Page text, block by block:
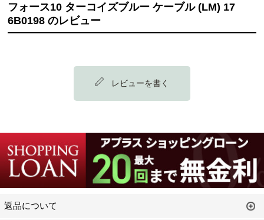
フォース10 ターコイズブルー ケーブル (LM) 17
6B0198 のレビュー
レビューを書く
返品について